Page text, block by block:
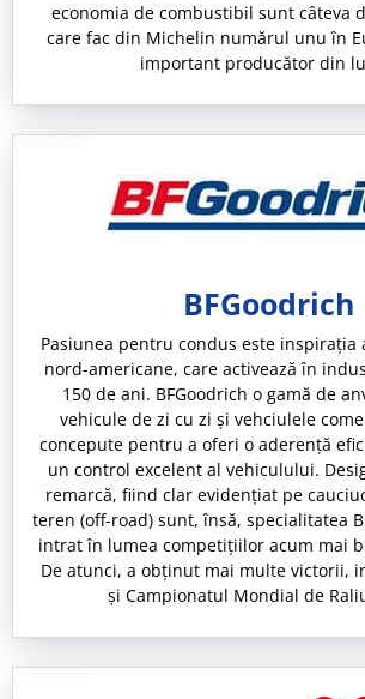
economia de combustibil sunt câteva
care fac din Michelin numărul unu în
important producător din
BFGoodrich
Pasiunea pentru condus este inspirația
nord-americane, care activează în
150 de ani. BFGoodrich o gamă de
vehicule de zi cu zi și vehciulele
concepute pentru a oferi o aderență
un control excelent al vehiculului.
remarcă, fiind clar evidențiat pe
teren (off-road) sunt, însă, specialitatea
intrat în lumea competițiilor acum mai
De atunci, a obținut mai multe victorii,
și Campionatul Mondial de